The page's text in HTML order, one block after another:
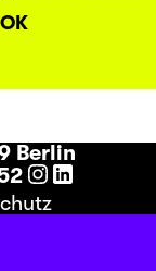
OK
Berlin